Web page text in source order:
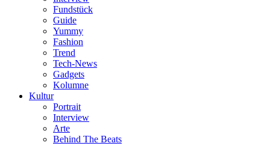
Fundstück
Guide
Yummy
Fashion
Trend
Tech-News
Gadgets
Kolumne
Kultur
Portrait
Interview
Arte
Behind The Beats